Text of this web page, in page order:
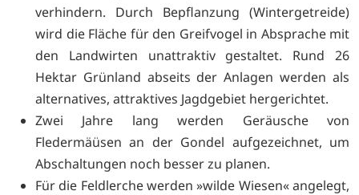
verhindern. Durch Bepflanzung (Wintergetreide)
wird die Fläche für den Greifvogel in Absprache mit
den Landwirten unattraktiv gestaltet. Rund 26
Hektar Grünland abseits der Anlagen werden als
alternatives, attraktives Jagdgebiet hergerichtet.
Zwei Jahre lang werden Geräusche von
Fledermäüsen an der Gondel aufgezeichnet, um
Abschaltungen noch besser zu planen.
Für die Feldlerche werden »wilde Wiesen« angelegt,